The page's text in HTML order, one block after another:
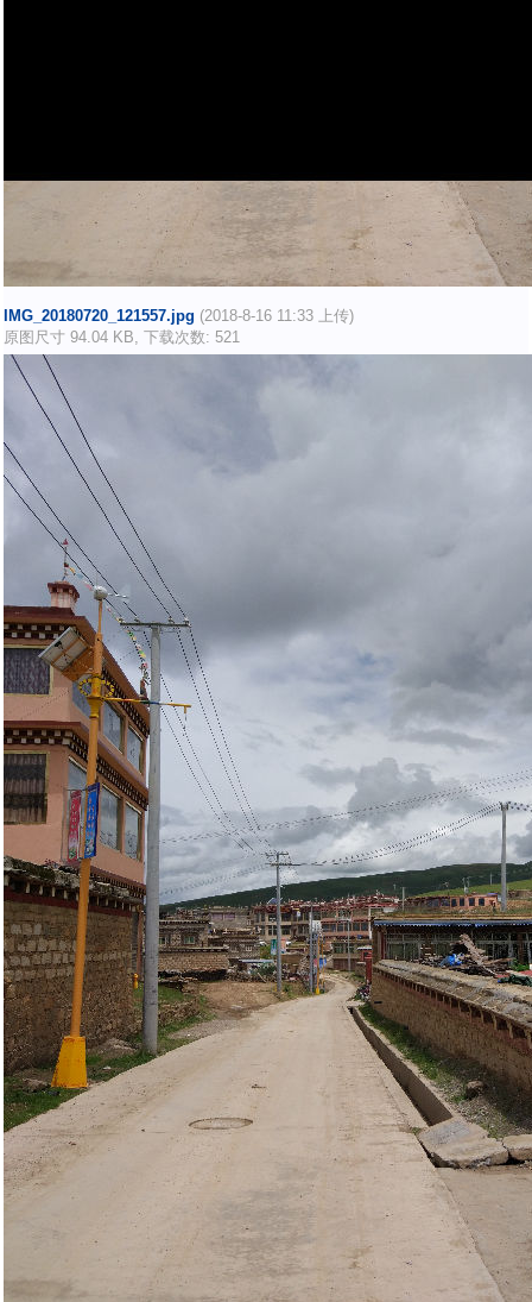
IMG_20180720_121557.jpg (2018-8-16 11:33 上传)
原图尺寸 94.04 KB, 下载次数: 521